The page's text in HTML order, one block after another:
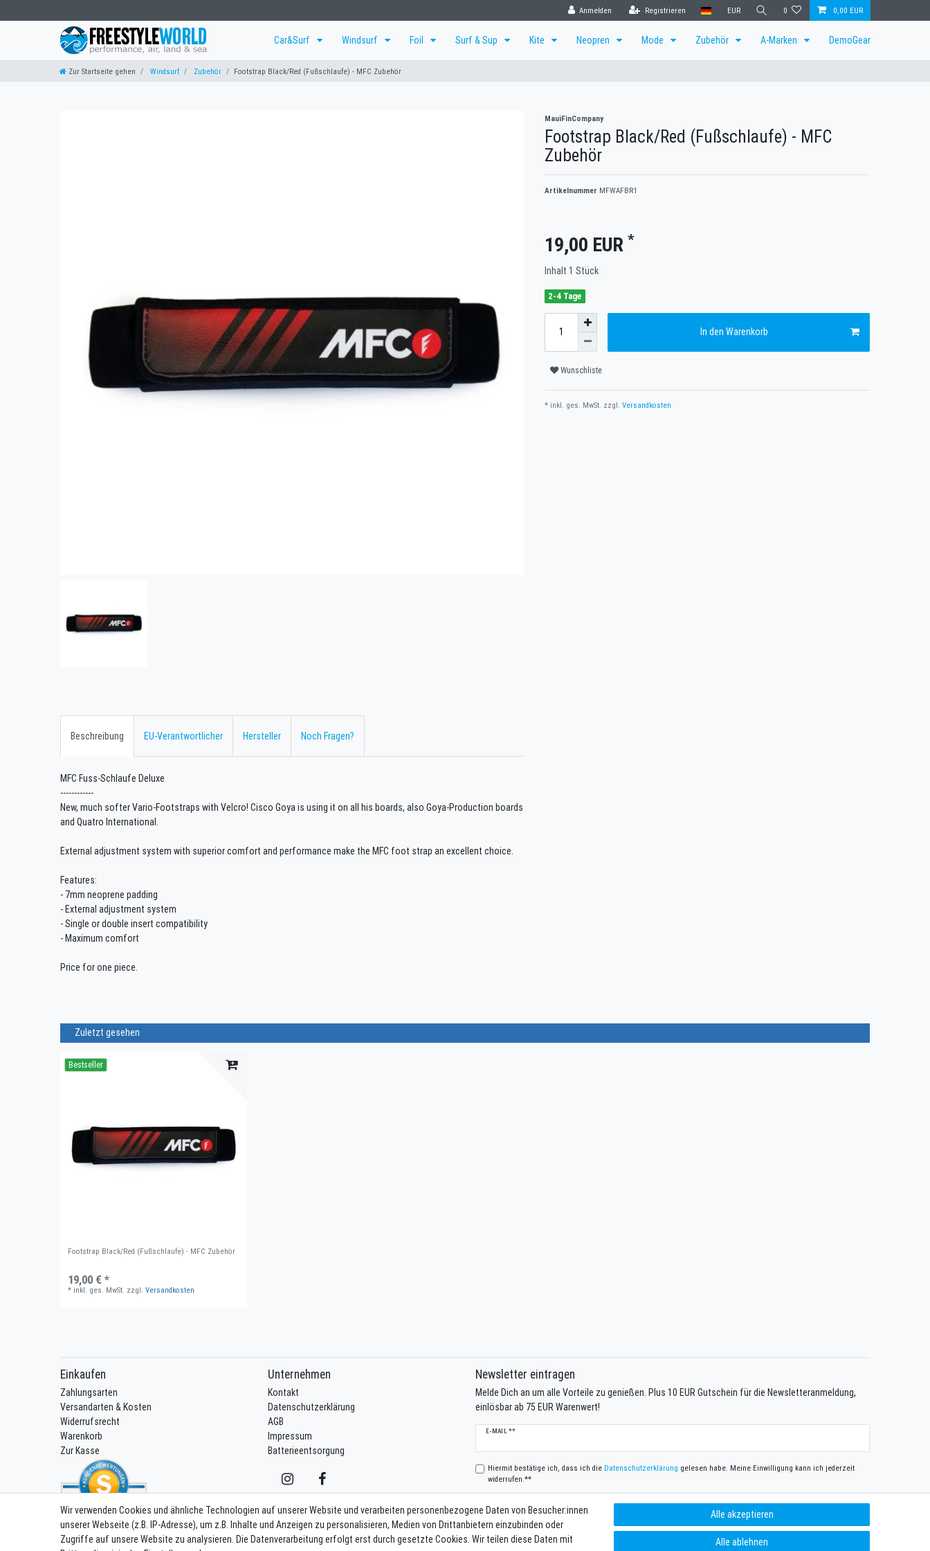
Anmelden Registrieren EUR 0 0,00 EUR
Car&Surf Windsurf Foil Surf & Sup Kite Neopren Mode Zubehör A-Marken DemoGear
Zur Startseite gehen Windsurf Zubehör Footstrap Black/Red (Fußschlaufe) - MFC Zubehör
MauiFinCompany
Footstrap Black/Red (Fußschlaufe) - MFC
Zubehör
Artikelnummer MFWAFBR1
19,00 EUR *
Inhalt 1 Stück
2-4 Tage
In den Warenkorb
Wunschliste
* inkl. ges. MwSt. zzgl. Versandkosten
Beschreibung EU-Verantwortlicher Hersteller Noch Fragen?
MFC Fuss-Schlaufe Deluxe
------------
New, much softer Vario-Footstraps with Velcro! Cisco Goya is using it on all his boards, also Goya-Production boards
and Quatro International.
External adjustment system with superior comfort and performance make the MFC foot strap an excellent choice.
Features:
- 7mm neoprene padding
- External adjustment system
- Single or double insert compatibility
- Maximum comfort
Price for one piece.
Zuletzt gesehen
Bestseller
Footstrap Black/Red (Fußschlaufe) - MFC Zubehör
19,00 € *
* inkl. ges. MwSt. zzgl.Versandkosten
Einkaufen
Zahlungsarten
Versandarten & Kosten
Widerrufsrecht
Warenkorb
Zur Kasse
SEHR GUT
4.92 / 5
Unternehmen
Kontakt
Datenschutzerklärung
AGB
Impressum
Batterieentsorgung
Vertrag widerrufen Kontakt
Newsletter eintragen
Melde Dich an um alle Vorteile zu genießen. Plus 10 EUR Gutschein für die Newsletteranmeldung,
einlösbar ab 75 EUR Warenwert!
E-MAIL **
Newsletter
Hiermit bestätige ich, dass ich die Daten­schutz­erklärung gelesen habe. Meine Einwilligung kann ich jederzeit
widerrufen.**
** Hierbei handelt es sich um ein Pflichtfeld.
Wir verwenden Cookies und ähnliche Technologien auf unserer Website und verarbeiten personenbezogene Daten von Besucher:innen
unserer Webseite (z.B. IP-Adresse), um z.B. Inhalte und Anzeigen zu personalisieren, Medien von Drittanbietern einzubinden oder
Zugriffe auf unsere Website zu analysieren. Die Datenverarbeitung erfolgt erst durch gesetzte Cookies. Wir teilen diese Daten mit
Alle akzeptieren
Alle ablehnen